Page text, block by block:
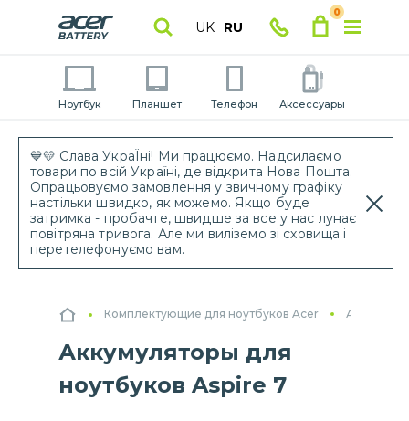
💙💛 Слава УкраЇні! Ми працюємо. Надсилаємо
товари по всій Україні, де відкрита Нова Пошта.
Опрацьовуємо замовлення у звичному графіку
настільки швидко, як можемо. Якщо буде
затримка - пробачте, швидше за все у нас лунає
повітряна тривога. Але ми виліземо зі сховища і
перетелефонуємо вам.
UK RU
0
Ноутбук Планшет Телефон Аксессуары
Комплектующие для ноутбуков Acer
Аккумуляторы для
ноутбуков Aspire 7